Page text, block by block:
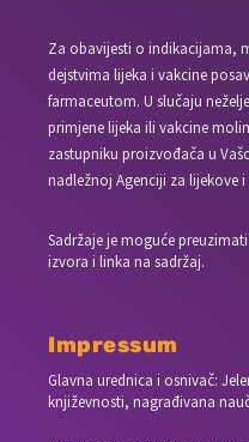
Za obavijesti o indikacijama,
dejstvima lijeka i vakcine
farmaceutom. U slučaju
primjene lijeka ili vakcine
zastupniku proizvođača u
nadležnoj Agenciji za lijekove i
Sadržaje je moguće
izvora i linka na sadržaj.
Impressum
Glavna urednica i osnivač:
književnosti, nagrađivana